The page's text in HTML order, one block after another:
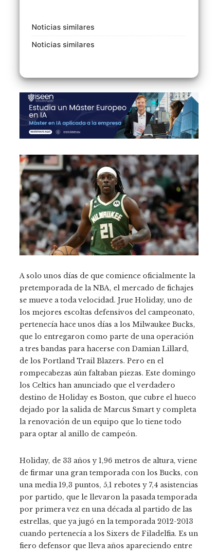
Noticias similares
Noticias similares
A solo unos días de que comience oficialmente la
pretemporada de la NBA, el mercado de fichajes
se mueve a toda velocidad. Jrue Holiday, uno de
los mejores escoltas defensivos del campeonato,
pertenecía hace unos días a los Milwaukee Bucks,
que lo entregaron como parte de una operación
a tres bandas para hacerse con Damian Lillard,
de los Portland Trail Blazers. Pero en el
rompecabezas aún faltaban piezas. Este domingo
los Celtics han anunciado que el verdadero
destino de Holiday es Boston, que cubre el hueco
dejado por la salida de Marcus Smart y completa
la renovación de un equipo que lo tiene todo
para optar al anillo de campeón.
Holiday, de 33 años y 1,96 metros de altura, viene
de firmar una gran temporada con los Bucks, con
una media 19,3 puntos, 5,1 rebotes y 7,4 asistencias
por partido, que le llevaron la pasada temporada
por primera vez en una década al partido de las
estrellas, que ya jugó en la temporada 2012-2013
cuando pertenecía a los Sixers de Filadelfia. Es un
fiero defensor que lleva años apareciendo entre